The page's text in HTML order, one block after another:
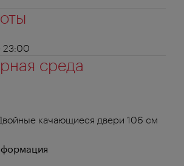
23:00
среда
качающиеся двери 106 см